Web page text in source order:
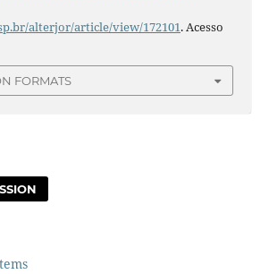
alterjor/article/view/172101. Acesso
FORMATS